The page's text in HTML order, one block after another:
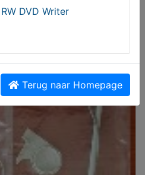
(2 exemplaren)
DVD Writer
Terug naar Homepage